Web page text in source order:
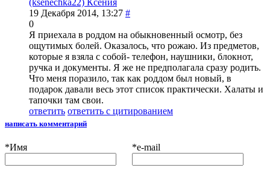
19 Декабря 2014, 13:27 #
0
Я приехала в роддом на обыкновенный осмотр, без
ощутимых болей. Оказалось, что рожаю. Из предметов,
которые я взяла с собой- телефон, наушники, блокнот,
ручка и документы. Я же не предполагала сразу родить.
Что меня поразило, так как роддом был новый, в
подарок давали весь этот список практически. Халаты и
тапочки там свои.
ответить ответить с цитированием
написать комментарий
*Имя *e-mail